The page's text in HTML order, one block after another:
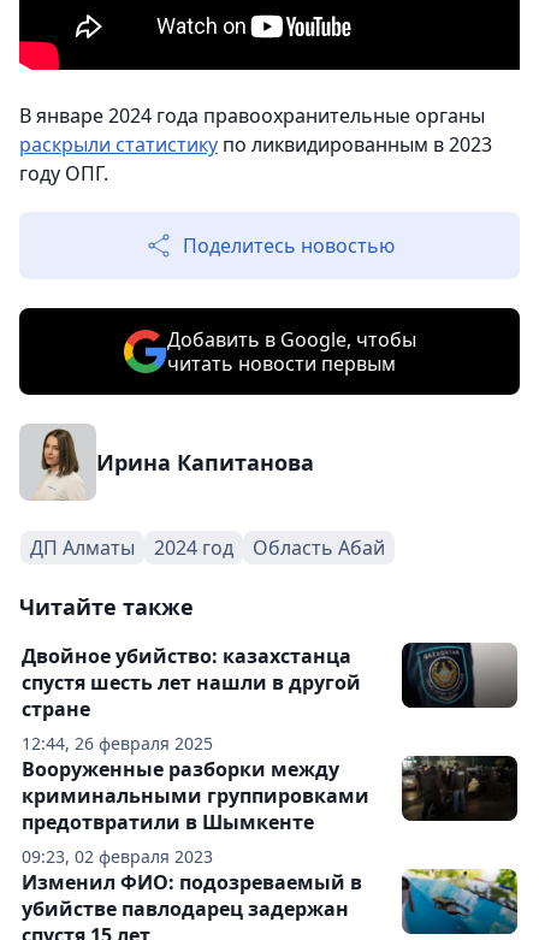
В январе 2024 года правоохранительные органы
раскрыли статистику по ликвидированным в 2023
году ОПГ.
Поделитесь новостью
Добавить в Google, чтобы
читать новости первым
Ирина Капитанова
ДП Алматы 2024 год Область Абай
Читайте также
12:44, 26 февраля 2025
Двойное убийство: казахстанца
спустя шесть лет нашли в другой
стране
09:23, 02 февраля 2023
Вооруженные разборки между
криминальными группировками
предотвратили в Шымкенте
Изменил ФИО: подозреваемый в
убийстве павлодарец задержан